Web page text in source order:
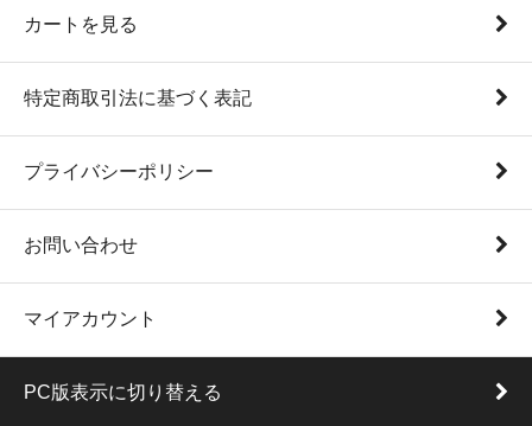
カートを見る
特定商取引法に基づく表記
プライバシーポリシー
お問い合わせ
マイアカウント
PC版表示に切り替える